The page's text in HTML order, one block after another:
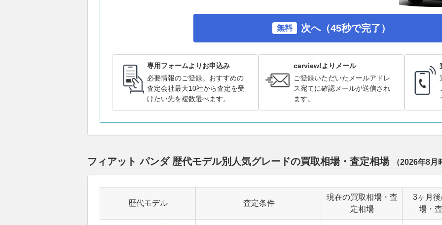
無料 次へ（45秒で完了）
専用フォームよりお申込み
必要情報のご登録。おすすめの
査定会社最大10社から査定を受
けたい先を複数選べます。
carview!よりメール
ご登録いただいたメールアドレ
ス宛てに確認メールが送信され
ます。
フィアット パンダ 歴代モデル別人気グレードの買取相場・査定相場 （2026年8月
歴代モデル 査定条件
現在の買取相場・査
定相場
3ヶ月
場・